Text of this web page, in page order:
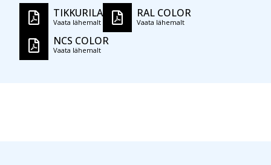
TIKKURILA
Vaata lähemalt
RAL COLOR
Vaata lähemalt
NCS COLOR
Vaata lähemalt